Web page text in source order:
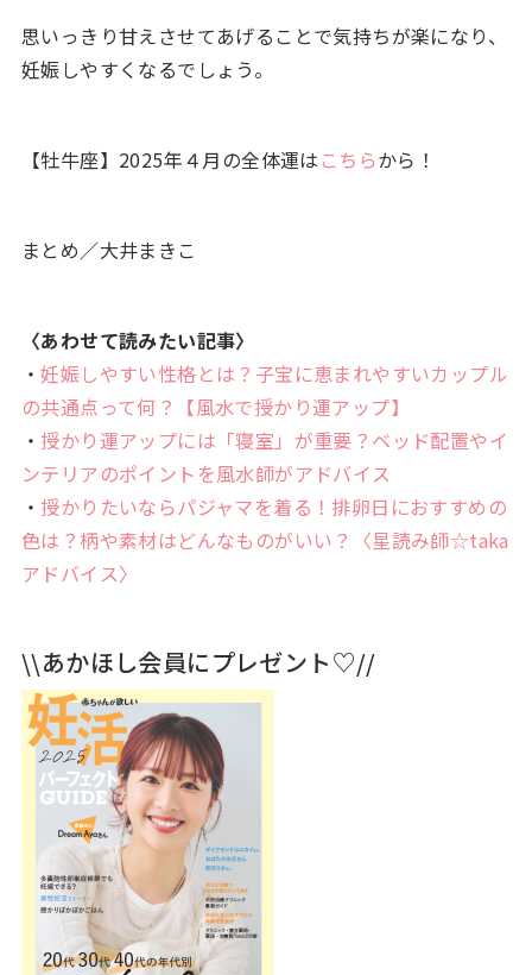
思いっきり甘えさせてあげることで気持ちが楽になり、
妊娠しやすくなるでしょう。
【牡牛座】2025年４月の全体運は こちらから！
まとめ／大井まきこ
〈あわせて読みたい記事〉
・妊娠しやすい性格とは？子宝に恵まれやすいカップル
の共通点って何？【風水で授かり運アップ】
・ 授かり運アップには「寝室」が重要？ベッド配置やイ
ンテリアのポイントを風水師がアドバイス
・ 授かりたいならパジャマを着る！排卵日におすすめの
色は？柄や素材はどんなものがいい？〈星読み師☆taka
アドバイス〉
\\あかほし会員にプレゼント♡//